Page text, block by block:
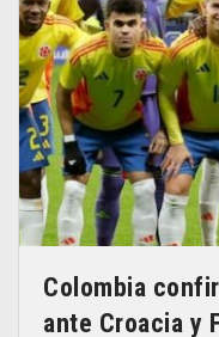
Colombia
ante Croacia y